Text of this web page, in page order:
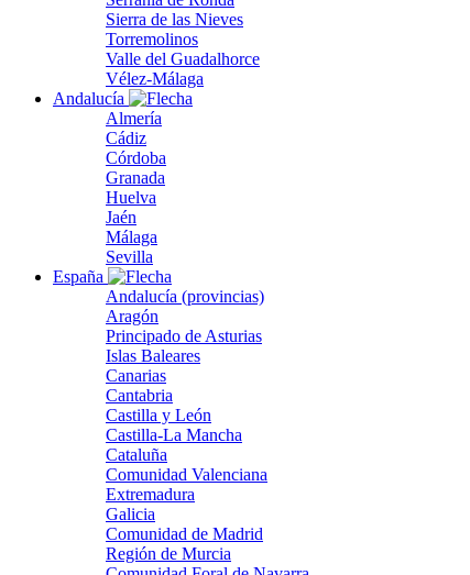
Sierra de las Nieves
Torremolinos
Valle del Guadalhorce
Vélez-Málaga
Andalucía
Almería
Cádiz
Córdoba
Granada
Huelva
Jaén
Málaga
Sevilla
España
Andalucía (provincias)
Aragón
Principado de Asturias
Islas Baleares
Canarias
Cantabria
Castilla y León
Castilla-La Mancha
Cataluña
Comunidad Valenciana
Extremadura
Galicia
Comunidad de Madrid
Región de Murcia